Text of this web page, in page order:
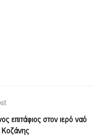
επιτάφιος στον ιερό ναό